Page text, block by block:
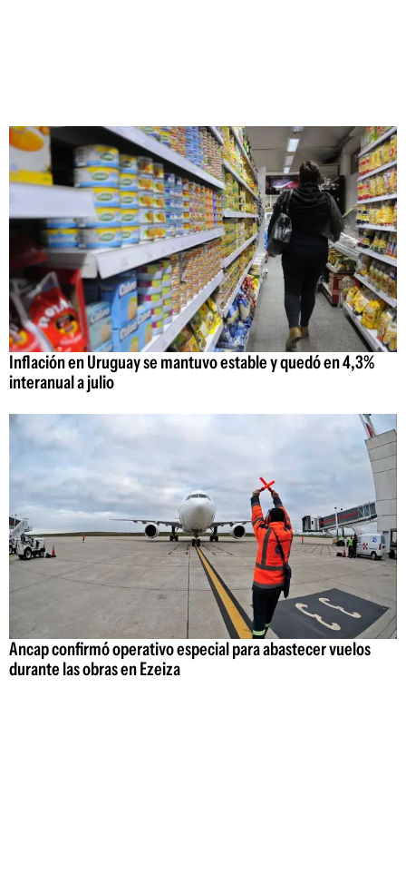
Inflación en Uruguay se mantuvo estable y quedó en 4,3%
interanual a julio
Ancap confirmó operativo especial para abastecer vuelos
durante las obras en Ezeiza